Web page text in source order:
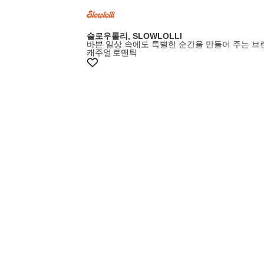
슬로우롤리, SLOWLOLLI
바쁜 일상 속에도 특별한 순간을 만들어 주는 브
캐주얼 로맨틱